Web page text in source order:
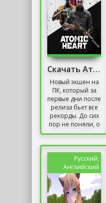
Скачать Атомик Харт На ПК
Новый экшен на
ПК, который за
первые дни после
релиза бьет все
рекорды. До сих
пор не поняли, о
чем идет речь?
Heart от...
Русский,
Английский